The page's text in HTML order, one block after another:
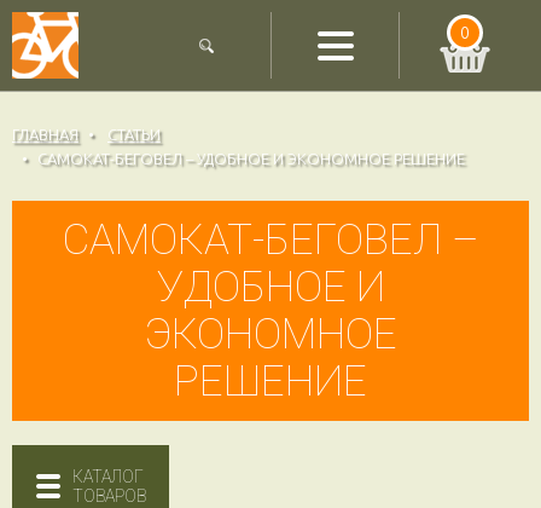
0
ГЛАВНАЯ
СТАТЬИ
САМОКАТ-БЕГОВЕЛ – УДОБНОЕ И ЭКОНОМНОЕ РЕШЕНИЕ
САМОКАТ-БЕГОВЕЛ –
УДОБНОЕ И
ЭКОНОМНОЕ
РЕШЕНИЕ
КАТАЛОГ
ТОВАРОВ